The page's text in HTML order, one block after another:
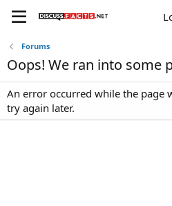
Forums
Oops! We ran into some
An error occurred while the page
try again later.